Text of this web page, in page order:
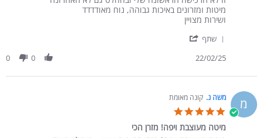
מיטות ומזרונים באיכות גבוהה, נוח מאודדדד
ושירות מצויין
שתף
22/02/25
0
0
מ משה נ. קונה מאומת
מיטה מעוצבת ויפה! מזרן הכי